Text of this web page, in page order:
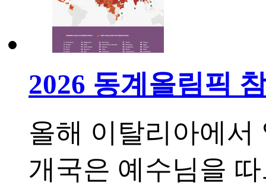
2026 동계올림픽
올해 이탈리아에서
개국은 예수님을